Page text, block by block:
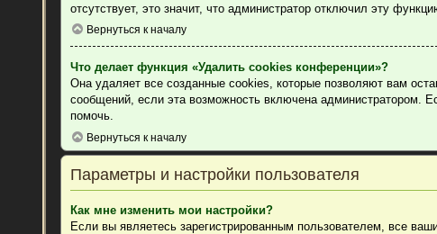
отсутствует, это значит, что администратор отключил эту
Вернуться к началу
Что делает функция «Удалить cookies конференции»?
Она удаляет все созданные cookies, которые позволяют вам
сообщений, если эта возможность включена администратором.
помочь.
Вернуться к началу
Параметры и настройки пользователя
Как мне изменить мои настройки?
Если вы являетесь зарегистрированным пользователем, все